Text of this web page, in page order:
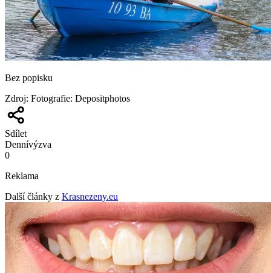
Bez popisku
Zdroj: Fotografie: Depositphotos
Sdílet
Dennívýzva
0
Reklama
Další články z Krasnezeny.eu